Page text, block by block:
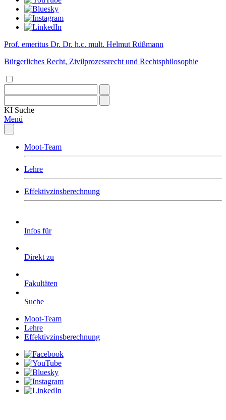
Prof. emeritus Dr. Dr. h.c. mult. Helmut Rüßmann
Bürgerliches Recht, Zivilprozessrecht und Rechtsphilosophie
KI Suche
Menü
Moot-Team
Lehre
Effektivzinsberechnung
Infos für
Direkt zu
Fakultäten
Suche
Moot-Team
Lehre
Effektivzinsberechnung